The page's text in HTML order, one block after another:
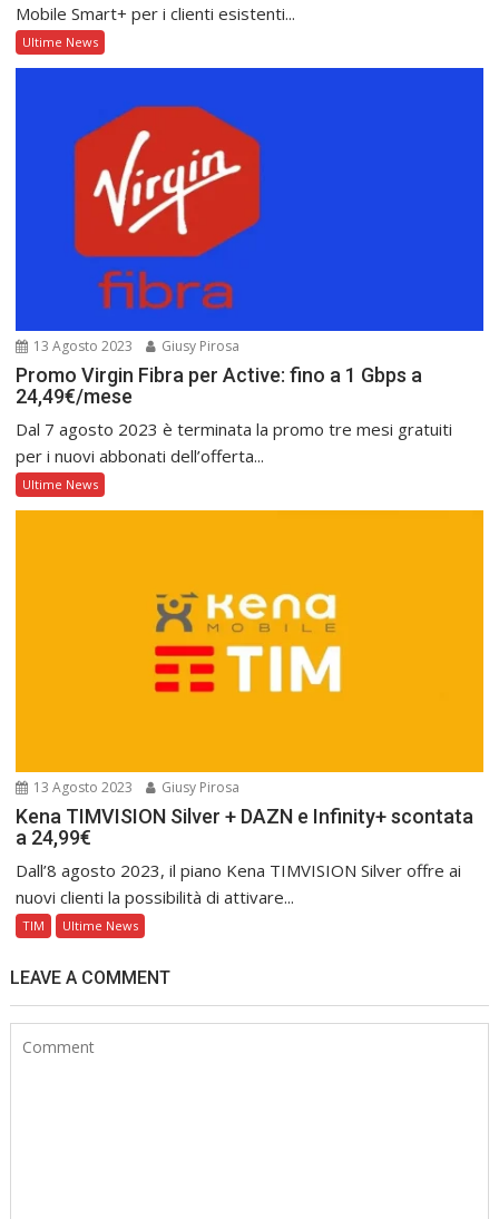
Mobile Smart+ per i clienti esistenti...
Ultime News
13 Agosto 2023 Giusy Pirosa
Promo Virgin Fibra per Active: fino a 1 Gbps a
24,49€/mese
Dal 7 agosto 2023 è terminata la promo tre mesi gratuiti
per i nuovi abbonati dell’offerta...
Ultime News
13 Agosto 2023 Giusy Pirosa
Kena TIMVISION Silver + DAZN e Infinity+ scontata
a 24,99€
Dall’8 agosto 2023, il piano Kena TIMVISION Silver offre ai
nuovi clienti la possibilità di attivare...
TIM Ultime News
LEAVE A COMMENT